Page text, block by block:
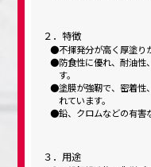
２．特徴
不揮発分が高く厚塗り
防食性に優れ、耐油性
す。
塗膜が強靭で、密着性
れています。
鉛、クロムなどの有害
３．用途